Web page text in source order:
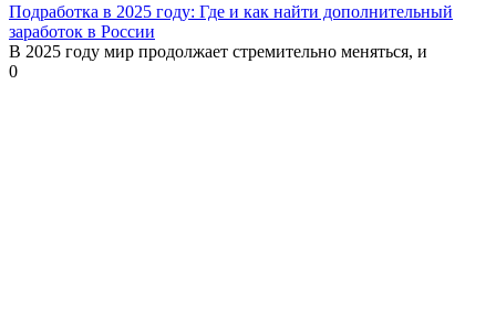
Подработка в 2025 году: Где и как найти дополнительный
заработок в России
В 2025 году мир продолжает стремительно меняться, и
0